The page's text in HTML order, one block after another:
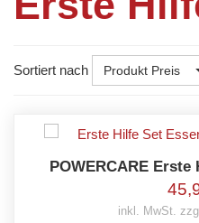
Sortiert nach Produkt Preis
POWERCARE Erste
inkl. MwSt.